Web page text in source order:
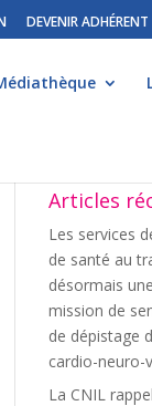
DEVENIR ADHÉRENT
Articles
Les services
de santé au
désormais
mission de
de dépistage
cardio-neuro-
La CNIL